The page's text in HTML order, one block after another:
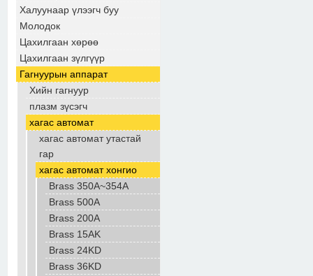
Халуунаар үлээгч буу
Молодок
Цахилгаан хөрөө
Цахилгаан зүлгүүр
Гагнуурын аппарат
Хийн гагнуур
плазм зүсэгч
хагас автомат
хагас автомат утастай
гар
хагас автомат хонгио
Brass 350A~354A
Brass 500A
Brass 200A
Brass 15AK
Brass 24KD
Brass 36KD